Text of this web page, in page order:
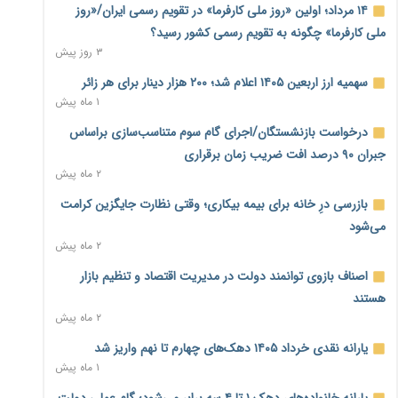
فشار اقتصادی در مسیر صعود؛ شاخص فلاکت کشور از ۹۰ به ۹۶
درصد رسید
۲ روز پیش
رشد ۷۵ هزار میلیاردی بازار خرید اعتباری؛ فین‌تک‌ها وارد میدان
۲ روز پیش
احتمال اختلال ۲۴ ساعته در سامانه‌های تأمین اجتماعی
۲ روز پیش
آغاز اجرای پایلوت «ردا کارت» برای دانشجویان تحصیلات تکمیلی
محدودیت تازه برای شبکه بانکی؛ افزایش سپرده قانونی با هدف
کنترل تورم
ترمز تولید خودرو کشیده شد؛ افت ۲۵ درصدی تیراژ ایران‌خودرو،
سایپا و پارس‌خودرو
۲ روز پیش
۱۴ مرداد؛ اولین «روز ملی کارفرما» در تقویم رسمی ایران/«روز
ملی کارفرما» چگونه به تقویم رسمی کشور رسید؟
۳ روز پیش
سهمیه ارز اربعین ۱۴۰۵ اعلام شد؛ ۲۰۰ هزار دینار برای هر زائر
۱ ماه پیش
درخواست بازنشستگان/اجرای گام سوم متناسب‌سازی براساس
جبران ۹۰ درصد افت ضریب زمان برقراری
۲ ماه پیش
بازرسی درِ خانه برای بیمه بیکاری؛ وقتی نظارت جایگزین کرامت
می‌شود
۲ ماه پیش
اصناف بازوی توانمند دولت در مدیریت اقتصاد و تنظیم بازار
هستند
۲ ماه پیش
یارانه نقدی خرداد ۱۴۰۵ دهک‌های چهارم تا نهم واریز شد
۱ ماه پیش